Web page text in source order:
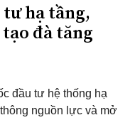
hạ tầng,
đà tăng
đầu tư hệ thống hạ
nguồn lực và mở